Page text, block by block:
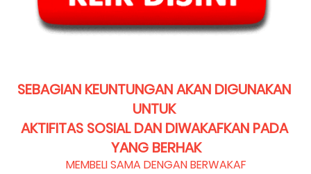
SEBAGIAN KEUNTUNGAN AKAN DIGUNAKAN
UNTUK
AKTIFITAS SOSIAL DAN DIWAKAFKAN PADA
YANG BERHAK
MEMBELI SAMA DENGAN BERWAKAF